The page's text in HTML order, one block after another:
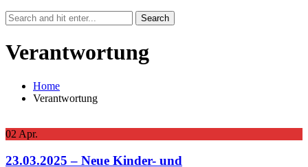
Verantwortung
Home
Verantwortung
02 Apr.
23.03.2025 – Neue Kinder- und